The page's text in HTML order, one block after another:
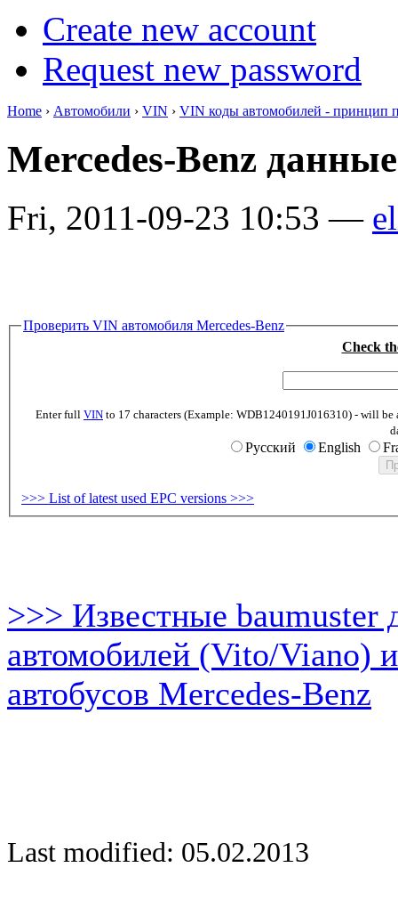
Create new account
Request new password
Home › Автомобили › VIN › VIN коды автомобилей - принцип
Mercedes-Benz
Fri, 2011-09-23 10:53 —
Проверить VIN автомобиля Mercedes-Benz
Check
Enter full VIN to 17 characters (Example: WDB1240191J016310) - will
Русский English
>>> List of latest used EPC versions >>>
>>> Известные baumuster
автомобилей (Vito/Viano)
автобусов Mercedes-Benz
Last modified: 05.02.2013